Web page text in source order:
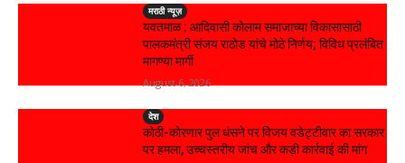
मराठी न्यूज़
यवतमाळ : आदिवासी कोलाम समाजाच्या विकासासाठी
पालकमंत्री संजय राठोड यांचे मोठे निर्णय; विविध प्रलंबित
मागण्या मार्गी
August 6, 2026
देश
कोठी-कोरणार पुल धंसने पर विजय वडेट्टीवार का सरकार
पर हमला, उच्चस्तरीय जांच और कड़ी कार्रवाई की मांग